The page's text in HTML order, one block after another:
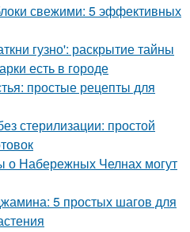
свежими: 5 эффективных
гузно': раскрытие тайны
есть в городе
простые рецепты для
стерилизации: простой
о Набережных Челнах могут
5 простых шагов для